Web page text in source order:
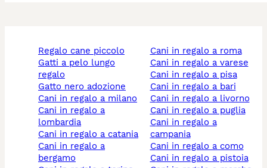
regalo cane piccolo
gatti a pelo lungo
regalo
gatto nero adozione
cani in regalo a milano
cani in regalo a
lombardia
cani in regalo a catania
cani in regalo a
bergamo
cani in regalo a roma
cani in regalo a varese
cani in regalo a pisa
cani in regalo a bari
cani in regalo a livorno
cani in regalo a puglia
cani in regalo a
campania
cani in regalo a como
cani in regalo a pistoia